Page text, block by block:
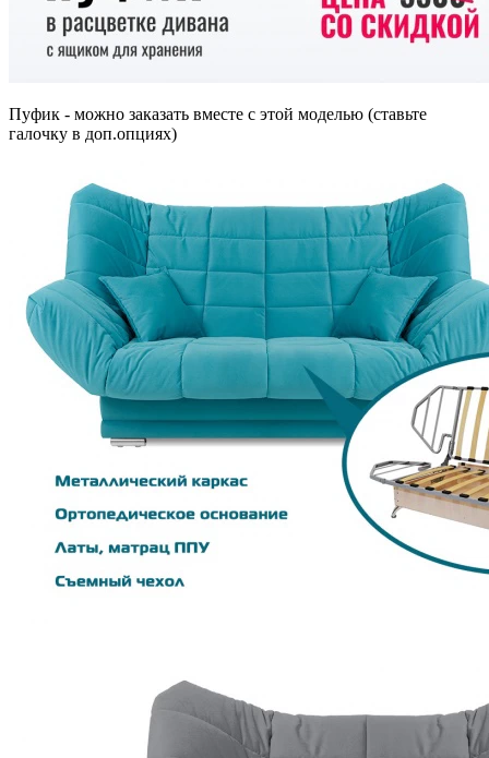
Пуфик - можно заказать вместе с этой моделью (ставьте
галочку в доп.опциях)